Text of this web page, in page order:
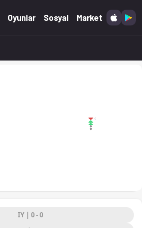
Oyunlar Sosyal Market
IY | 0 - 0